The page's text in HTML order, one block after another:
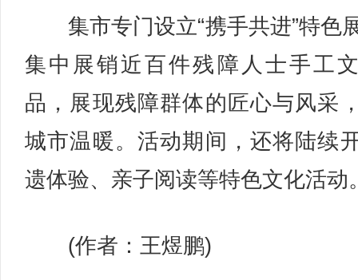
集市专门设立“携手共进”特色
集中展销近百件残障人士手工
品，展现残障群体的匠心与风采
城市温暖。活动期间，还将陆续
遗体验、亲子阅读等特色文化活动
(作者：王煜鹏)